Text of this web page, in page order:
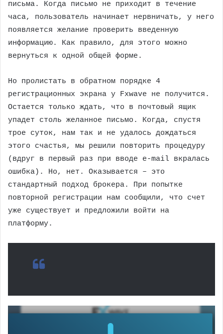
письма. Когда письмо не приходит в течение
часа, пользователь начинает нервничать, у него
появляется желание проверить введенную
информацию. Как правило, для этого можно
вернуться к одной общей форме.
Но пролистать в обратном порядке 4
регистрационных экрана у Fxwave не получится.
Остается только ждать, что в почтовый ящик
упадет столь желанное письмо. Когда, спустя
трое суток, нам так и не удалось дождаться
этого счастья, мы решили повторить процедуру
(вдруг в первый раз при вводе e-mail вкралась
ошибка). Но, нет. Оказывается – это
стандартный подход брокера. При попытке
повторной регистрации нам сообщили, что счет
уже существует и предложили войти на
платформу.